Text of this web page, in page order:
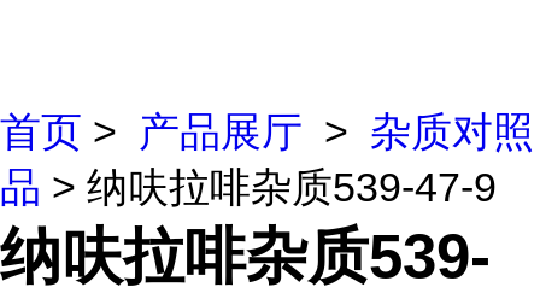
首页 > 产品展厅 > 杂质对照
品 > 纳呋拉啡杂质539-47-9
纳呋拉啡杂质539-